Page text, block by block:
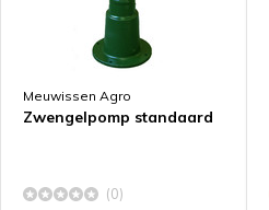
Meuwissen Agro
Zwengelpomp standaard
(0)